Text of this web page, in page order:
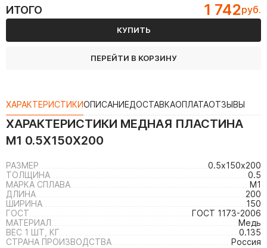
ИТОГО 1 742руб.
КУПИТЬ
ПЕРЕЙТИ В КОРЗИНУ
ХАРАКТЕРИСТИКИОПИСАНИЕДОСТАВКАОПЛАТАОТЗЫВЫ
ХАРАКТЕРИСТИКИ МЕДНАЯ ПЛАСТИНА
М1 0.5Х150Х200
РАЗМЕР
0.5х150х200
ТОЛЩИНА
0.5
МАРКА СПЛАВА
М1
ДЛИНА
200
ШИРИНА
150
ГОСТ
ГОСТ 1173-2006
МАТЕРИАЛ
Медь
ВЕС 1 ШТ, КГ
0.135
СТРАНА ПРОИЗВОДСТВА
Россия